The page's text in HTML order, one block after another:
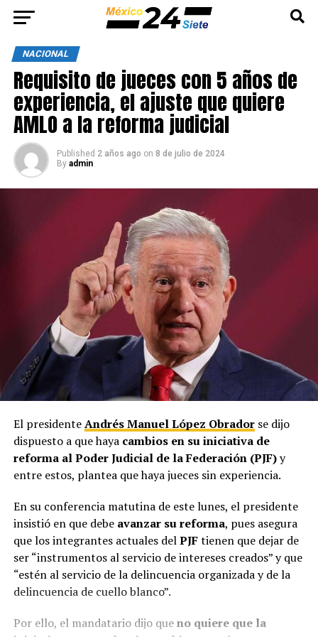
NACIONAL
Requisito de jueces con 5 años de
experiencia, el ajuste que quiere
AMLO a la reforma judicial
Published 2 años ago on 8 de julio de 2024
By admin
El presidenteAndrés Manuel López Obradorse dijo
dispuesto a que haya cambios en su iniciativa de
reforma al Poder Judicial de la Federación (PJF)y
entre estos, plantea que haya jueces sin experiencia.
En su conferencia matutina de este lunes, el presidente
insistió en que debe avanzar su reforma, pues asegura
que los integrantes actuales delPJFtienen que dejar de
ser “instrumentos al servicio de intereses creados” y que
“estén al servicio de la delincuencia organizada y de la
delincuencia de cuello blanco”.
Por ello, el mandatario dijo queno quiere que la